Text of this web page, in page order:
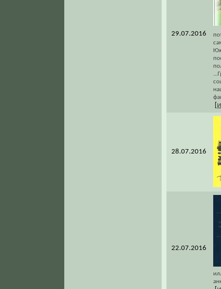
29.07.2016
28.07.2016
22.07.2016